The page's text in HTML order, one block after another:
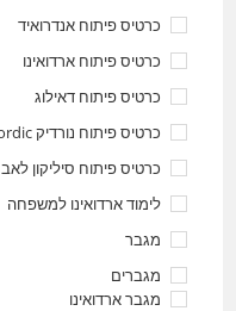
כרטיס פיתוח אנדרואיד
כרטיס פיתוח ארדואינו
כרטיס פיתוח דאילוג
כרטיס פיתוח נורדיק Nordic
כרטיס פיתוח סיליקון לאב
לימוד ארדואינו למשפחה
מגבר
מגברים
מגבר ארדואינו